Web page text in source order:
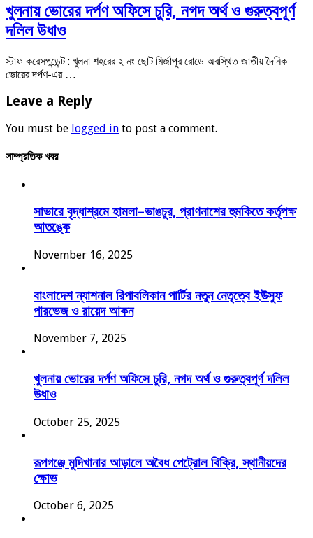
খুলনায় ভোরের দর্পণ অফিসে চুরি, নগদ অর্থ ও গুরুত্বপূর্ণ
দলিল উধাও
স্টাফ করেসপন্ডেন্ট : খুলনা শহরের ২ নং ছোট মির্জাপুর রোডে অবস্থিত জাতীয় দৈনিক
ভোরের দর্পণ-এর …
Leave a Reply
You must be logged in to post a comment.
সাম্প্রতিক খবর
সাভারে বৃদ্ধাশ্রমে হামলা–ভাঙচুর, প্রাণনাশের হুমকিতে কর্তৃপক্ষ
আতঙ্কে
November 16, 2025
বাংলাদেশ ন্যাশনাল রিপাবলিকান পার্টির নতুন নেতৃত্বে ইউসুফ
পারভেজ ও রায়েদ আকন
November 7, 2025
খুলনায় ভোরের দর্পণ অফিসে চুরি, নগদ অর্থ ও গুরুত্বপূর্ণ দলিল
উধাও
October 25, 2025
রূপগঞ্জে মুদিখানার আড়ালে অবৈধ পেট্রোল বিক্রি, স্থানীয়দের
ক্ষোভ
October 6, 2025